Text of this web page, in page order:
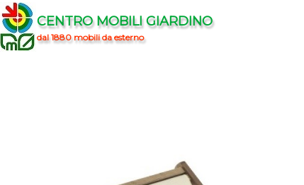
CENTRO MOBILI GIARDINO
dal 1880 mobili da esterno